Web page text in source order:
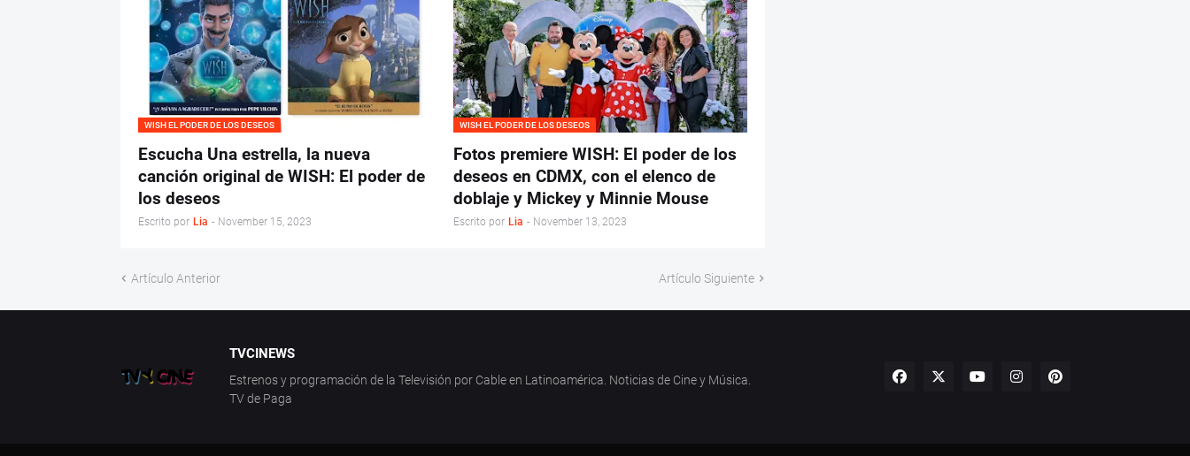
WISH EL PODER DE LOS DESEOS
Escucha Una estrella, la nueva
canción original de WISH: El poder de
los deseos
Escrito por Lia - November 15, 2023
WISH EL PODER DE LOS DESEOS
Fotos premiere WISH: El poder de los
deseos en CDMX, con el elenco de
doblaje y Mickey y Minnie Mouse
Escrito por Lia - November 13, 2023
Artículo Anterior Artículo Siguiente
TVCINEWS
Estrenos y programación de la Televisión por Cable en Latinoamérica. Noticias de Cine y Música.
TV de Paga